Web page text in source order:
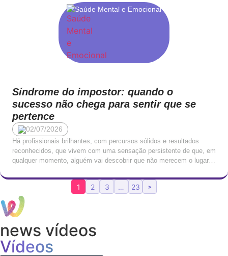
Saúde Mental e Emocional
Síndrome do impostor: quando o
sucesso não chega para sentir que se
pertence
02/07/2026
Há profissionais brilhantes, com percursos sólidos e resultados
reconhecidos, que vivem com uma sensação persistente de que, em
qualquer momento, alguém vai descobrir que não merecem o lugar
terem conseguido enganar quem os avaliou. Que, mais tarde ou
1 2 3 … 23 >
news vídeos
Vídeos